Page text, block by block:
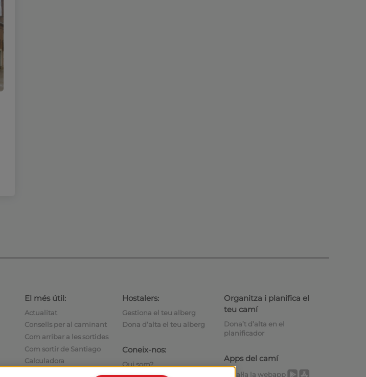
El més útil:
Actualitat
Consells per al caminant
Com arribar a les sortides
Com sortir de Santiago
Calculadora
Hostalers:
Gestiona el teu alberg
Dona d’alta el teu alberg
Coneix-nos:
Qui som?
Organitza i planifica el
teu camí
Dona’t d’alta en el
planificador
Apps del camí
Instal·la la webapp